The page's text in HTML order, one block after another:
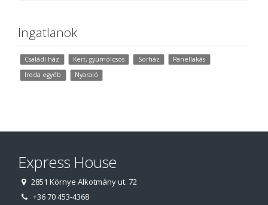
Ingatlanok
Családi ház Kert, gyümölcsös Sorház
Panellakás
Iroda egyéb
Nyaraló
Express House
2851 Környe Alkotmány ut. 72
+36 70 453-4368